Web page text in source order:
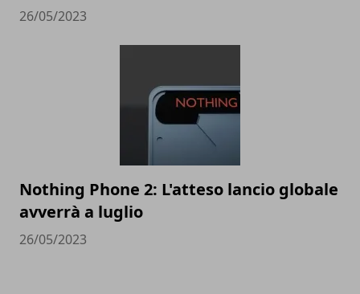
26/05/2023
Nothing Phone 2: L'atteso lancio globale
avverrà a luglio
26/05/2023